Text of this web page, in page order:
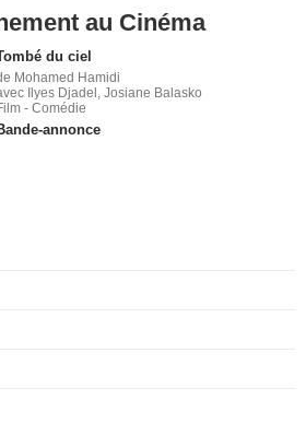
au Cinéma
du ciel
Mohamed Hamidi
Ilyes Djadel, Josiane Balasko
- Comédie
annonce